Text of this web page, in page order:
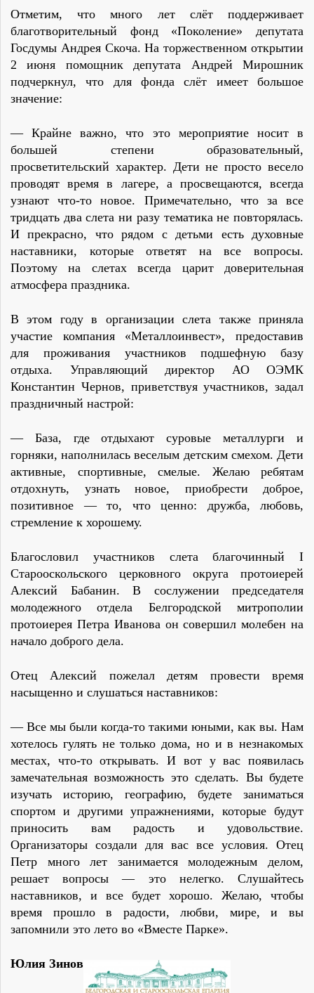
Отметим, что много лет слёт поддерживает
благотворительный фонд «Поколение» депутата
Госдумы Андрея Скоча. На торжественном открытии
2 июня помощник депутата Андрей Мирошник
подчеркнул, что для фонда слёт имеет большое
значение:
— Крайне важно, что это мероприятие носит в
большей степени образовательный,
просветительский характер. Дети не просто весело
проводят время в лагере, а просвещаются, всегда
узнают что-то новое. Примечательно, что за все
тридцать два слета ни разу тематика не повторялась.
И прекрасно, что рядом с детьми есть духовные
наставники, которые ответят на все вопросы.
Поэтому на слетах всегда царит доверительная
атмосфера праздника.
В этом году в организации слета также приняла
участие компания «Металлоинвест», предоставив
для проживания участников подшефную базу
отдыха. Управляющий директор АО ОЭМК
Константин Чернов, приветствуя участников, задал
праздничный настрой:
— База, где отдыхают суровые металлурги и
горняки, наполнилась веселым детским смехом. Дети
активные, спортивные, смелые. Желаю ребятам
отдохнуть, узнать новое, приобрести доброе,
позитивное — то, что ценно: дружба, любовь,
стремление к хорошему.
Благословил участников слета благочинный I
Старооскольского церковного округа протоиерей
Алексий Бабанин. В сослужении председателя
молодежного отдела Белгородской митрополии
протоиерея Петра Иванова он совершил молебен на
начало доброго дела.
Отец Алексий пожелал детям провести время
насыщенно и слушаться наставников:
— Все мы были когда-то такими юными, как вы. Нам
хотелось гулять не только дома, но и в незнакомых
местах, что-то открывать. И вот у вас появилась
замечательная возможность это сделать. Вы будете
изучать историю, географию, будете заниматься
спортом и другими упражнениями, которые будут
приносить вам радость и удовольствие.
Организаторы создали для вас все условия. Отец
Петр много лет занимается молодежным делом,
решает вопросы — это нелегко. Слушайтесь
наставников, и все будет хорошо. Желаю, чтобы
время прошло в радости, любви, мире, и вы
запомнили это лето во «Вместе Парке».
Юлия Зиновьева